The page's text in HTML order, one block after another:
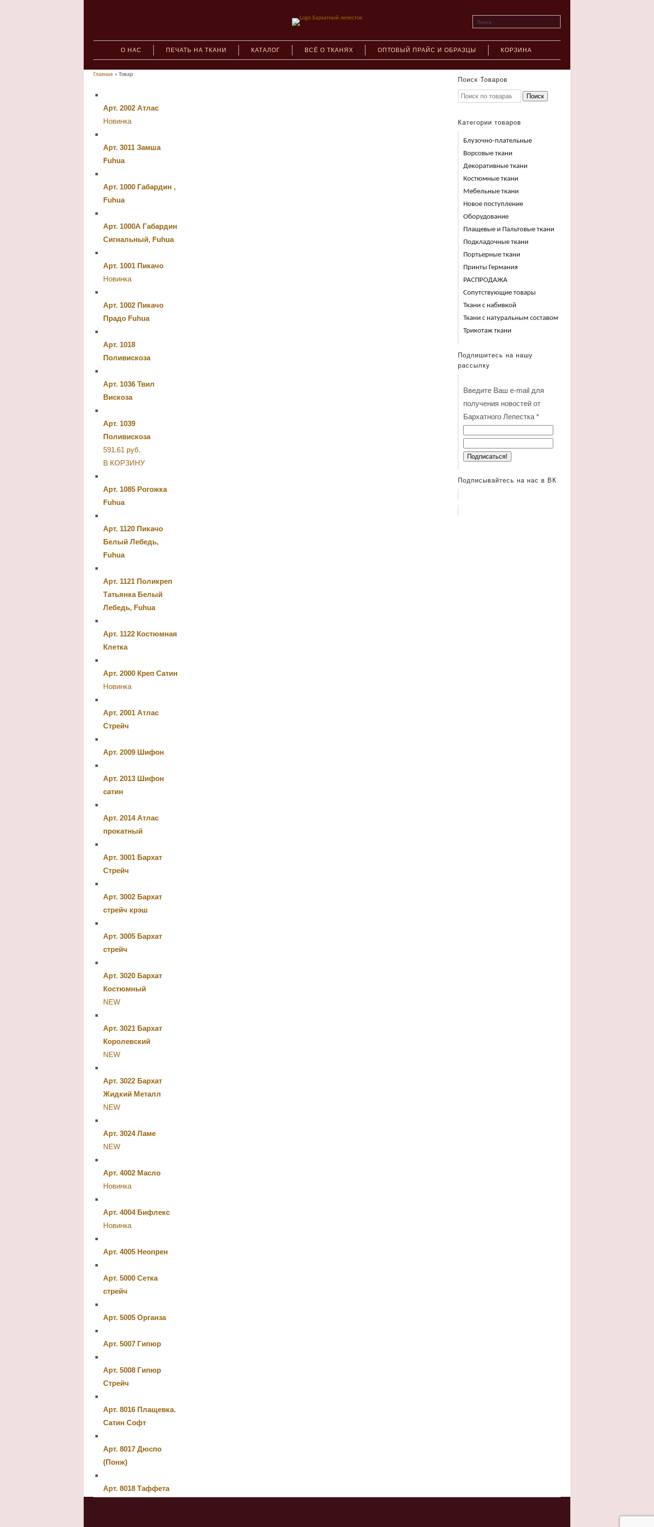
Поиск
О НАС ПЕЧАТЬ НА ТКАНИ КАТАЛОГ ВСЁ О ТКАНЯХ ОПТОВЫЙ ПРАЙС И ОБРАЗЦЫ КОРЗИНА
Главная » Товар
Арт. 2002 Атлас
Новинка
Арт. 3011 Замша
Fuhua
Арт. 1000 Габардин ,
Fuhua
Арт. 1000А Габардин
Сигнальный, Fuhua
Арт. 1001 Пикачо
Новинка
Арт. 1002 Пикачо
Прадо Fuhua
Арт. 1018
Поливискоза
Арт. 1036 Твил
Вискоза
Арт. 1039
Поливискоза
591.61 руб.
В КОРЗИНУ
Арт. 1085 Рогожка
Fuhua
Арт. 1120 Пикачо
Белый Лебедь,
Fuhua
Арт. 1121 Поликреп
Татьянка Белый
Лебедь, Fuhua
Арт. 1122 Костюмная
Клетка
Арт. 2000 Креп Сатин
Новинка
Арт. 2001 Атлас
Стрейч
Арт. 2009 Шифон
Арт. 2013 Шифон
сатин
Арт. 2014 Атлас
прокатный
Арт. 3001 Бархат
Стрейч
Арт. 3002 Бархат
стрейч крэш
Арт. 3005 Бархат
стрейч
Арт. 3020 Бархат
Костюмный
NEW
Арт. 3021 Бархат
Королевский
NEW
Арт. 3022 Бархат
Жидкий Металл
NEW
Арт. 3024 Ламе
NEW
Арт. 4002 Масло
Новинка
Арт. 4004 Бифлекс
Новинка
Арт. 4005 Неопрен
Арт. 5000 Сетка
стрейч
Арт. 5005 Органза
Арт. 5007 Гипюр
Арт. 5008 Гипюр
Стрейч
Арт. 8016 Плащевка.
Сатин Софт
Арт. 8017 Дюспо
(Понж)
Арт. 8018 Таффета
Поиск Товаров
Поиск
Категории товаров
Блузочно-плательные
Ворсовые ткани
Декоративные ткани
Костюмные ткани
Мебельные ткани
Новое поступление
Оборудование
Плащевые и Пальтовые ткани
Подкладочные ткани
Портьерные ткани
Принты Германия
РАСПРОДАЖА
Сопутствующие товары
Ткани с набивкой
Ткани с натуральным составом
Трикотаж ткани
Подпишитесь на нашу
рассылку
Введите Ваш e-mail для
получения новостей от
Бархатного Лепестка *
Подписывайтесь на нас в ВК